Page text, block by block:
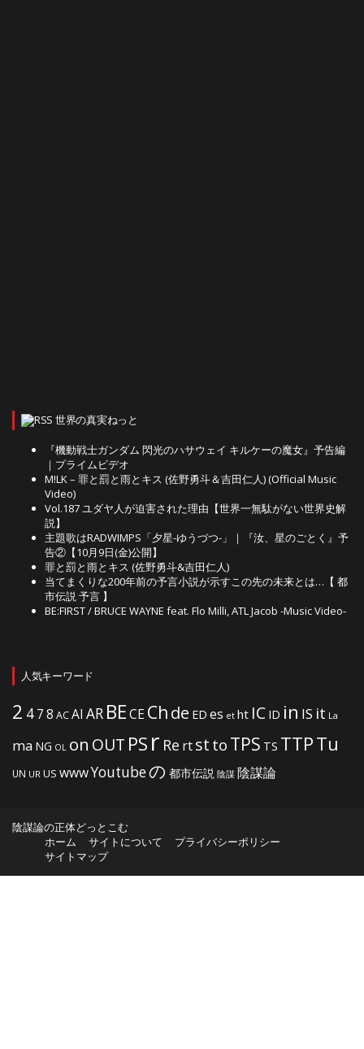
世界の真実ねっと
『機動戦士ガンダム 閃光のハサウェイ キルケーの魔女』予告編
｜プライムビデオ
M!LK – 罪と罰と雨とキス (佐野勇斗＆吉田仁人) (Official Music
Video)
Vol.187 ユダヤ人が迫害された理由【世界一無駄がない世界史解
説】
主題歌はRADWIMPS「夕星-ゆうづつ-」｜『汝、星のごとく』予
告②【10月9日(金)公開】
罪と罰と雨とキス (佐野勇斗&吉田仁人)
当てまくりな200年前の予言小説が示すこの先の未来とは…【 都
市伝説 予言 】
BE:FIRST / BRUCE WAYNE feat. Flo Milli, ATL Jacob -Music Video-
人気キーワード
2 478 ACAI AR BECE Chde ED es et ht IC ID in IS it La
ma NG OL on OUT PSr Re rtsttoTPS TS TTPTu
UN UR US wwwYoutubeの 都市伝説 陰謀 陰謀論
陰謀論の正体どっとこむ
ホーム
サイトについて
プライバシーポリシー
サイトマップ